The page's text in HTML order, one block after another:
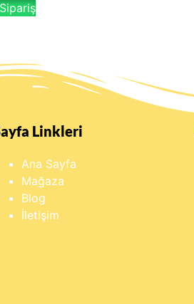
Linkleri
Ana Sayfa
Mağaza
Blog
İletişim